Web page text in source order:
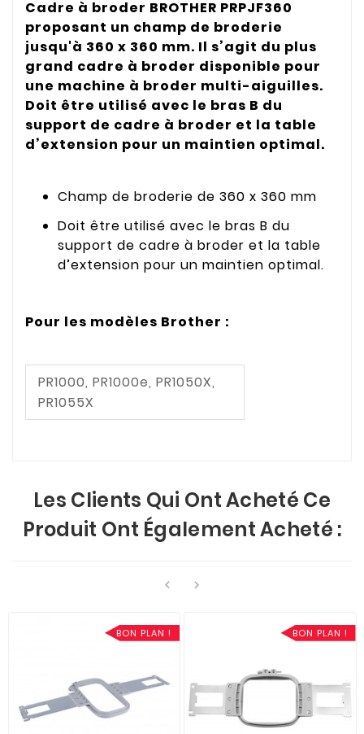
Cadre à broder BROTHER PRPJF360
proposant un champ de broderie
jusqu'à 360 x 360 mm. Il s’agit du plus
grand cadre à broder disponible pour
une machine à broder multi-aiguilles.
Doit être utilisé avec le bras B du
support de cadre à broder et la table
d’extension pour un maintien optimal.
Champ de broderie de 360 x 360 mm
Doit être utilisé avec le bras B du
support de cadre à broder et la table
d’extension pour un maintien optimal.
Pour les modèles Brother :
PR1000, PR1000e, PR1050X,
PR1055X
Les Clients Qui Ont Acheté Ce
Produit Ont Également Acheté :
 
BON PLAN ! BON PLAN !